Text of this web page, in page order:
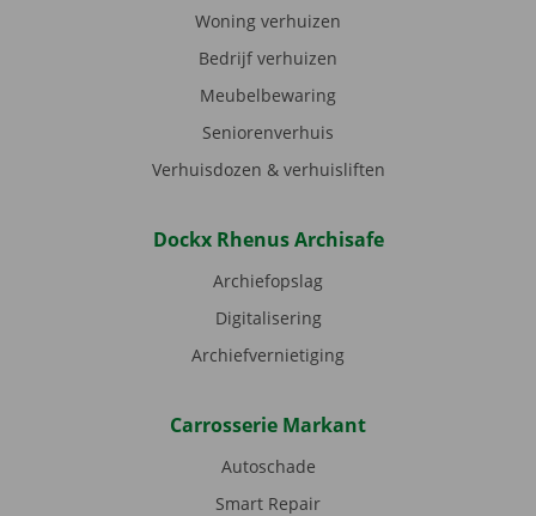
Woning verhuizen
Bedrijf verhuizen
Meubelbewaring
Seniorenverhuis
Verhuisdozen & verhuisliften
Dockx Rhenus Archisafe
Archiefopslag
Digitalisering
Archiefvernietiging
Carrosserie Markant
Autoschade
Smart Repair